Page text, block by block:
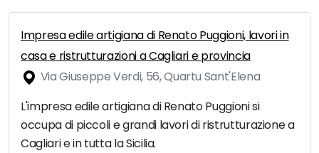
Impresa edile artigiana di Renato Puggioni, lavori in
casa e ristrutturazioni a Cagliari e provincia
Via Giuseppe Verdi, 56, Quartu Sant'Elena
L'impresa edile artigiana di Renato Puggioni si
occupa di piccoli e grandi lavori di ristrutturazione a
Cagliari e in tutta la Sicilia.